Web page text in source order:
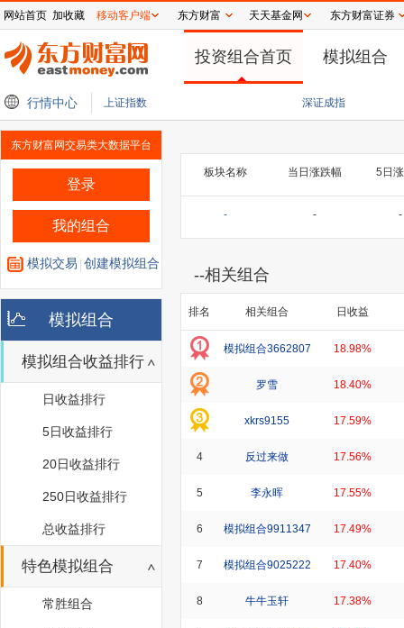
网站首页 加收藏 移动客户端 东方财富 天天基金网 东方财富证券
投资组合首页 模拟组合
行情中心 上证指数 深证成指
货齐拉升 纳斯达克100指数期货涨1.25% 李佳琦海外“创业” 《伦敦合伙人》出
东方财富网交易类大数据平台
登录
我的组合
模拟交易 创建模拟组合
模拟组合
模拟组合收益排行
日收益排行
5日收益排行
20日收益排行
250日收益排行
总收益排行
特色模拟组合
常胜组合
板块名称 当日涨跌幅 5日
- - -
--相关组合
排名 相关组合 日收益
模拟组合3662807 18.98%
罗雪 18.40%
xkrs9155 17.59%
4 反过来做 17.56%
5 李永晖 17.55%
6 模拟组合9911347 17.49%
7 模拟组合9025222 17.40%
8 牛牛玉轩 17.38%